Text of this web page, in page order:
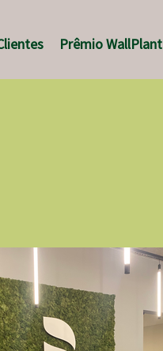
Prêmio WallPlant